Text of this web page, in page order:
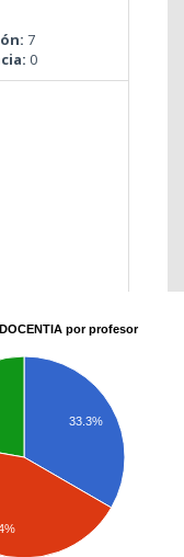
7
0
por profesor
33.3%